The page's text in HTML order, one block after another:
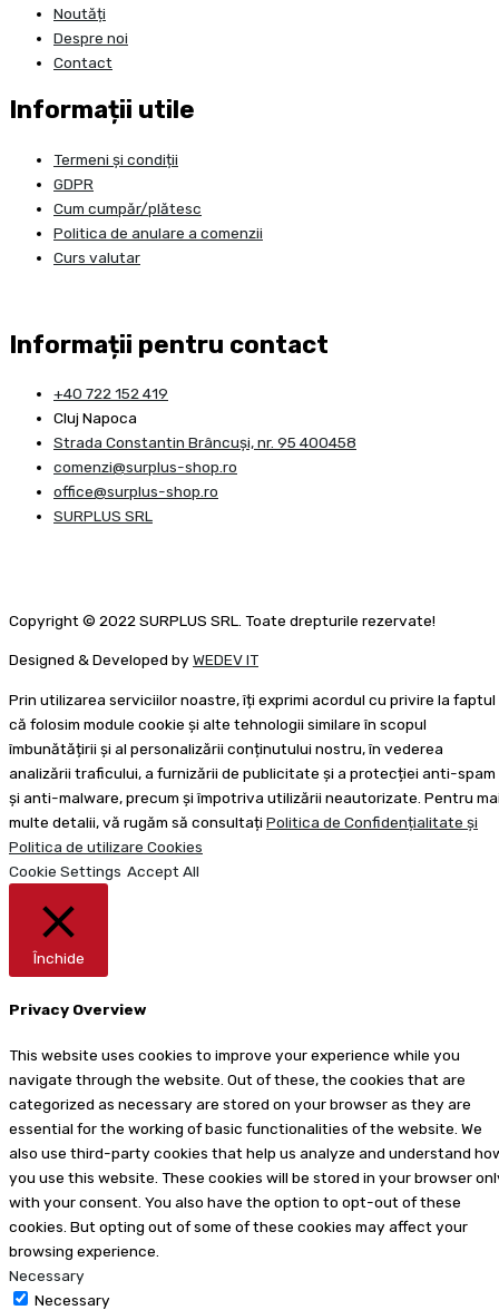
Noutăți
Despre noi
Contact
Informații utile
Termeni și condiții
GDPR
Cum cumpăr/plătesc
Politica de anulare a comenzii
Curs valutar
Informații pentru contact
+40 722 152 419
Cluj Napoca
Strada Constantin Brâncuşi, nr. 95 400458
comenzi@surplus-shop.ro
office@surplus-shop.ro
SURPLUS SRL
Copyright © 2022 SURPLUS SRL. Toate drepturile rezervate!
Designed & Developed by WEDEV IT
Prin utilizarea serviciilor noastre, îți exprimi acordul cu privire la faptul
că folosim module cookie și alte tehnologii similare în scopul
îmbunătățirii și al personalizării conținutului nostru, în vederea
analizării traficului, a furnizării de publicitate și a protecției anti-spam
și anti-malware, precum și împotriva utilizării neautorizate. Pentru
multe detalii, vă rugăm să consultați Politica de Confidențialitate și
Politica de utilizare Cookies
Cookie Settings Accept All
Închide
Privacy Overview
This website uses cookies to improve your experience while you
navigate through the website. Out of these, the cookies that are
categorized as necessary are stored on your browser as they are
essential for the working of basic functionalities of the website. We
also use third-party cookies that help us analyze and understand
you use this website. These cookies will be stored in your browser
with your consent. You also have the option to opt-out of these
cookies. But opting out of some of these cookies may affect your
browsing experience.
Necessary
Necessary